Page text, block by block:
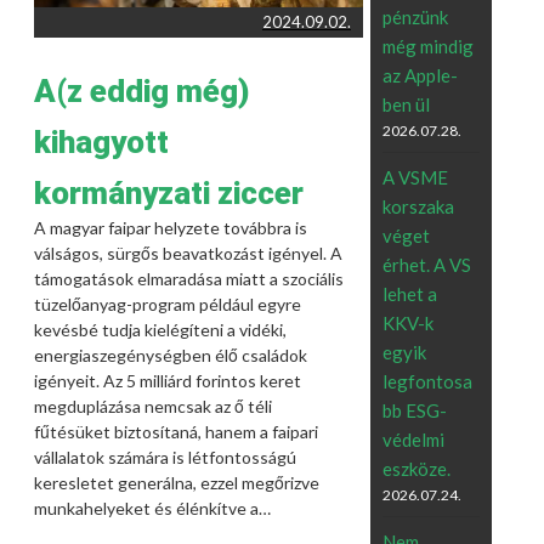
2024.09.02.
A(z eddig még)
kihagyott
kormányzati ziccer
A magyar faipar helyzete továbbra is
válságos, sürgős beavatkozást igényel. A
támogatások elmaradása miatt a szociális
tüzelőanyag-program például egyre
kevésbé tudja kielégíteni a vidéki,
energiaszegénységben élő családok
igényeit. Az 5 milliárd forintos keret
megduplázása nemcsak az ő téli
fűtésüket biztosítaná, hanem a faipari
vállalatok számára is létfontosságú
keresletet generálna, ezzel megőrizve
munkahelyeket és élénkítve a…
pénzünk
még mindig
az Apple-
ben ül
2026.07.28.
A VSME
korszaka
véget
érhet. A VS
lehet a
KKV-k
egyik
legfontosa
bb ESG-
védelmi
eszköze.
2026.07.24.